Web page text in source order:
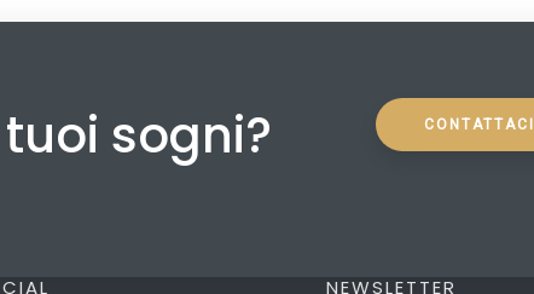
sogni? CONTATTACI
NEWSLETTER